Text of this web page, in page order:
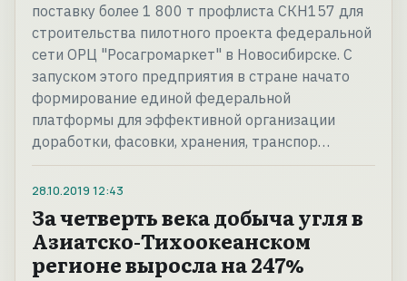
поставку более 1 800 т профлиста СКН157 для
строительства пилотного проекта федеральной
сети ОРЦ "Росагромаркет" в Новосибирске. С
запуском этого предприятия в стране начато
формирование единой федеральной
платформы для эффективной организации
доработки, фасовки, хранения, транспор…
28.10.2019 12:43
За четверть века добыча угля в
Азиатско-Тихоокеанском
регионе выросла на 247%